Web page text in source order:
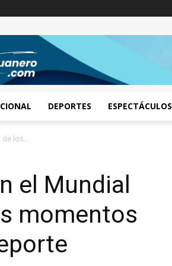
DEPORTES ESPECTÁCULOS
los...
el Mundial
momentos